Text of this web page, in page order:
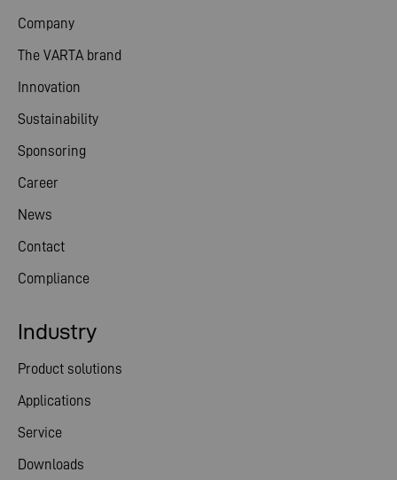
Company
The VARTA brand
Innovation
Sustainability
Sponsoring
Career
News
Contact
Compliance
Industry
Product solutions
Applications
Service
Downloads